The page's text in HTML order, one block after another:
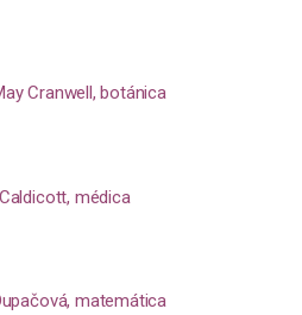
Cranwell, botánica
médica
matemática